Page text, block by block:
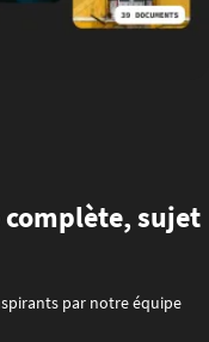
sujet
par notre équipe